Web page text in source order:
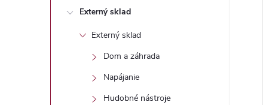
Externý sklad
Externý sklad
Dom a záhrada
Napájanie
Hudobné nástroje